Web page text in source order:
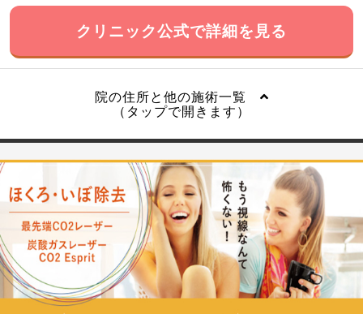
クリニック公式で詳細を見る
院の住所と他の施術一覧
（タップで開きます）